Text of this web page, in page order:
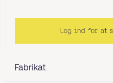
Fabrikat
Log ind for at